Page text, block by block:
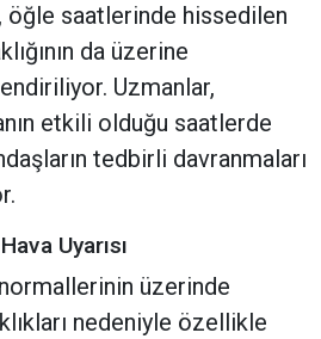
öğle saatlerinde hissedilen
da üzerine
Uzmanlar,
etkili olduğu saatlerde
tedbirli davranmaları
Uyarısı
üzerinde
nedeniyle özellikle